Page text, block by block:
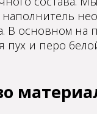
В основном на
пух и перо